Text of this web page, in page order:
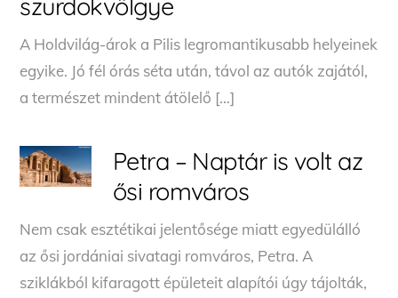
szurdokvölgye
A Holdvilág-árok a Pilis legromantikusabb helyeinek
egyike. Jó fél órás séta után, távol az autók zajától,
a természet mindent átölelő […]
Petra – Naptár is volt az
ősi romváros
Nem csak esztétikai jelentősége miatt egyedülálló
az ősi jordániai sivatagi romváros, Petra. A
sziklákból kifaragott épületeit alapítói úgy tájolták,